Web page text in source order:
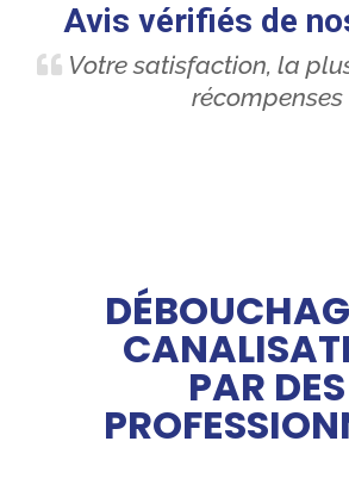
Avis vérifiés de
Votre satisfaction, la
récompenses
PAR DES